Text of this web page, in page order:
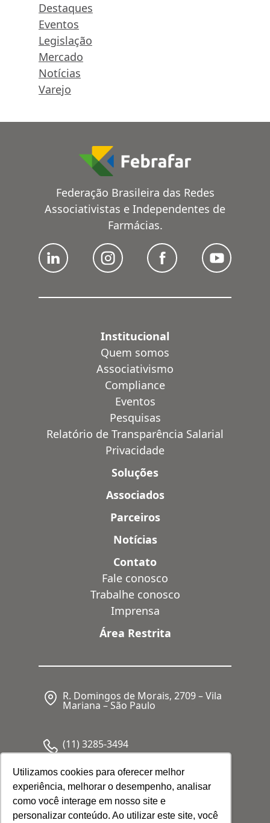
Utilizamos cookies para oferecer melhor
experiência, melhorar o desempenho, analisar
como você interage em nosso site e
personalizar conteúdo. Ao utilizar este site, você
Destaques
Eventos
Legislação
Mercado
Notícias
Varejo
Federação Brasileira das Redes
Associativistas e Independentes de
Farmácias.
Institucional
Quem somos
Associativismo
Compliance
Eventos
Pesquisas
Relatório de Transparência Salarial
Privacidade
Soluções
Associados
Parceiros
Notícias
Contato
Fale conosco
Trabalhe conosco
Imprensa
Área Restrita
R. Domingos de Morais, 2709 – Vila
Mariana – São Paulo
(11) 3285-3494
CNPJ: 05.341.062/0001-80